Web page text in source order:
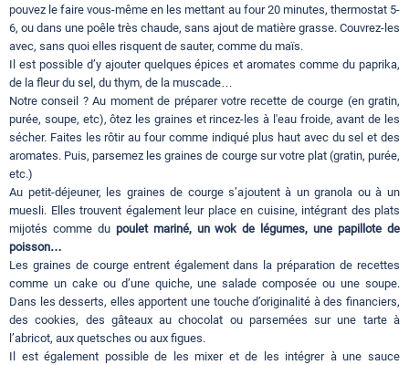
pouvez le faire vous-même en les mettant au four 20 minutes, thermostat 5-
6, ou dans une poêle très chaude, sans ajout de matière grasse. Couvrez-les
avec, sans quoi elles risquent de sauter, comme du maïs.
Il est possible d’y ajouter quelques épices et aromates comme du paprika,
de la fleur du sel, du thym, de la muscade…
Notre conseil ? Au moment de préparer votre recette de courge (en gratin,
purée, soupe, etc), ôtez les graines et rincez-les à l'eau froide, avant de les
sécher. Faites les rôtir au four comme indiqué plus haut avec du sel et des
aromates. Puis, parsemez les graines de courge sur votre plat (gratin, purée,
etc.)
Au petit-déjeuner, les graines de courge s’ajoutent à un granola ou à un
muesli. Elles trouvent également leur place en cuisine, intégrant des plats
mijotés comme du poulet mariné, un wok de légumes, une papillote de
poisson…
Les graines de courge entrent également dans la préparation de recettes
comme un cake ou d’une quiche, une salade composée ou une soupe.
Dans les desserts, elles apportent une touche d’originalité à des financiers,
des cookies, des gâteaux au chocolat ou parsemées sur une tarte à
l’abricot, aux quetsches ou aux figues.
Il est également possible de les mixer et de les intégrer à une sauce